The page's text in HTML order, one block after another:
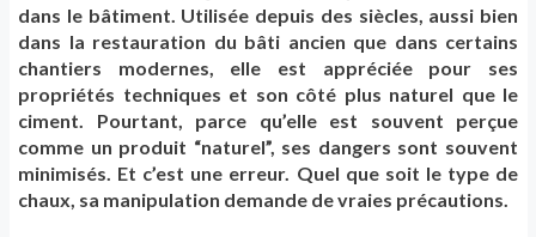
dans le bâtiment. Utilisée depuis des siècles, aussi bien
dans la restauration du bâti ancien que dans certains
chantiers modernes, elle est appréciée pour ses
propriétés techniques et son côté plus naturel que le
ciment. Pourtant, parce qu’elle est souvent perçue
comme un produit “naturel”, ses dangers sont souvent
minimisés. Et c’est une erreur. Quel que soit le type de
chaux, sa manipulation demande de vraies précautions.